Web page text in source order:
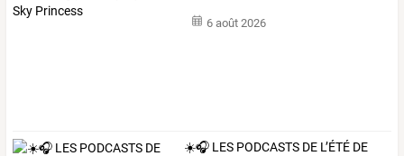
6 août 2026
☀️🎧 LES PODCASTS DE L’ÉTÉ DE